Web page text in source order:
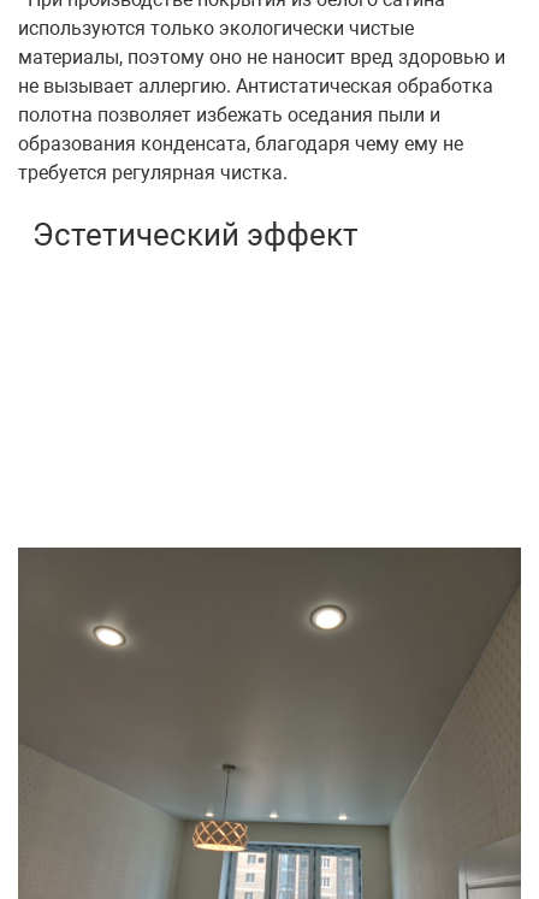
используются только экологически чистые
материалы, поэтому оно не наносит вред здоровью и
не вызывает аллергию. Антистатическая обработка
полотна позволяет избежать оседания пыли и
образования конденсата, благодаря чему ему не
требуется регулярная чистка.
Эстетический эффект